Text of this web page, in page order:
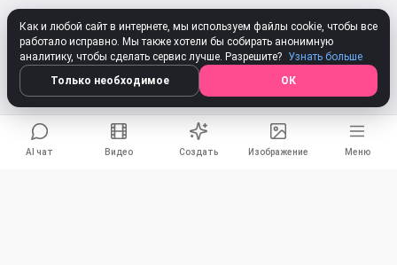
AI чат Видео Создать Изображение Меню
Как и любой сайт в интернете, мы используем файлы cookie, чтобы все
работало исправно. Мы также хотели бы собирать анонимную
аналитику, чтобы сделать сервис лучше. Разрешите? Узнать больше
Только необходимое
ОК